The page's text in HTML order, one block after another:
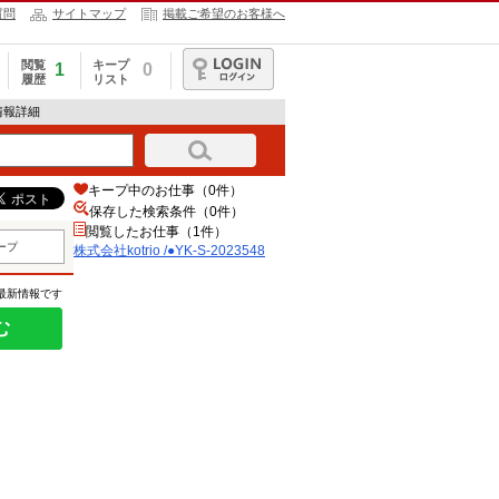
問 サイトマップ 掲載ご希望のお客様へ
閲覧
履歴
1
キープ
リスト
0
ログイン
報詳細
プ
新情報です
キープ中のお仕事（0件）
保存した検索条件（0件）
閲覧したお仕事（1件）
株式会社kotrio /●YK-S-2023548